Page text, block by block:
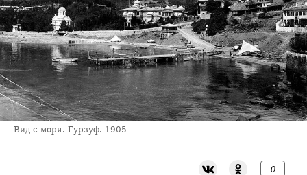
Вид с моря. Гурзуф. 1905
0